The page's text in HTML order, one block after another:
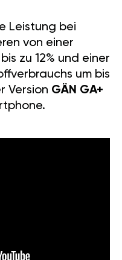
Leistung bei
von einer
zu 12% und einer
um bis
Version GÄN GA+